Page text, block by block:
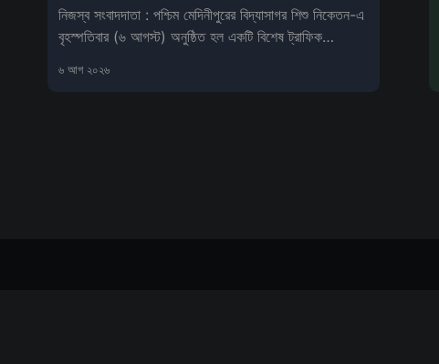
নিজস্ব সংবাদদাতা : পশ্চিম মেদিনীপুরের বিদ্যাসাগর শিশু নিকেতন-এ
বৃহস্পতিবার (৬ আগস্ট) অনুষ্ঠিত হল একটি বিশেষ ট্রাফিক
৬ আগ ২০২৬